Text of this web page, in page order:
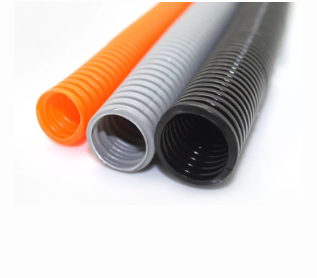
热销产品